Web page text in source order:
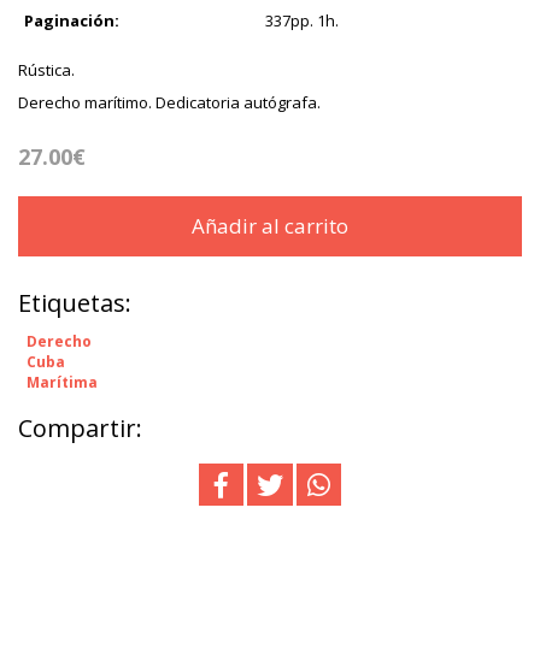
Paginación:
337pp. 1h.
Rústica.
Derecho marítimo. Dedicatoria autógrafa.
27.00€
Añadir al carrito
Etiquetas:
Derecho
Cuba
Marítima
Compartir: